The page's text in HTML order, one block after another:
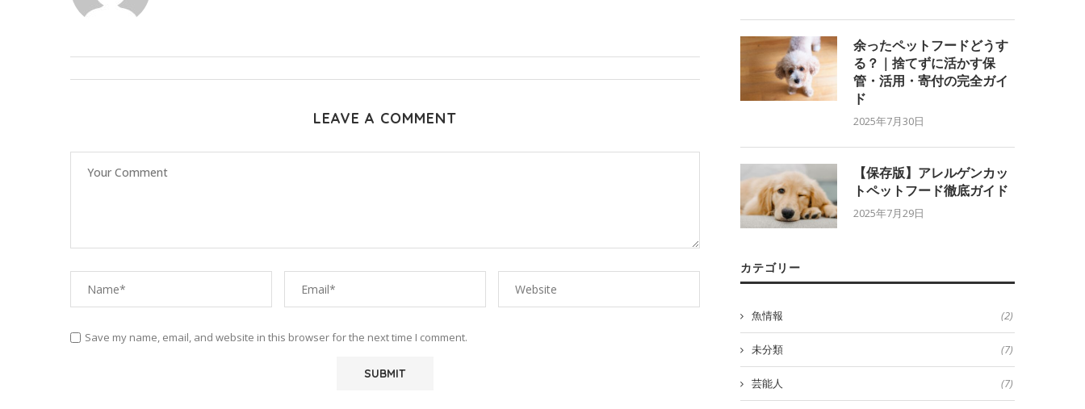
LEAVE A COMMENT
Save my name, email, and website in this browser for the next time I comment.
余ったペットフードどうす
る？｜捨てずに活かす保
管・活用・寄付の完全ガイ
ド
2025年7月30日
【保存版】アレルゲンカッ
トペットフード徹底ガイド
2025年7月29日
カテゴリー
魚情報 (2)
未分類 (7)
芸能人 (7)